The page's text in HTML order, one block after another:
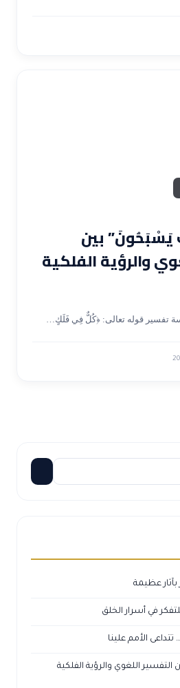
بين
والرؤية الفلكية
تفسير قوله تعالى: ﴿كُلٌّ فِي فَلَكٍ…
بآثار عظيمة
في أسرار الخلق
تتداعى الأمم علينا
اللغوي والرؤية الفلكية